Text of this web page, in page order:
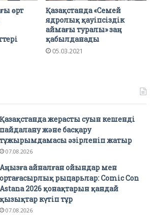
өрт
Қазақстанда «Семей
ядролық қауіпсіздік
аймағы туралы» заң
қабылданады
05.03.2021
Қазақстанда жерасты суын кешенді
пайдалану және басқару
тұжырымдамасы әзірленіп жатыр
07.08.2026
Аңызға айналған ойындар мен
ортағасырлық рыцарьлар: Comic Con
Astana 2026 қонақтарын қандай
қызықтар күтіп тұр
07.08.2026